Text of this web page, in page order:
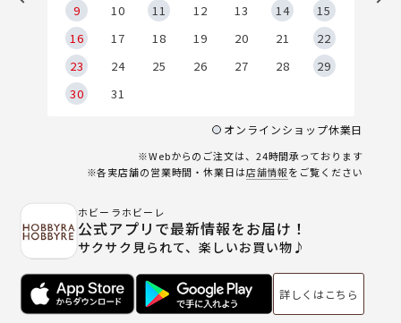
9
10 11 12 13 14
15
16
17 18 19 20 21
22
23
24 25 26 27 28
29
30
31
オンラインショップ休業日
※Webからのご注文は、24時間承っております
※各実店舗の営業時間・休業日は店舗情報をご覧ください
ホビーラホビーレ
公式アプリで最新情報をお届け！
サクサク見られて、楽しいお買い物♪
詳しくはこちら